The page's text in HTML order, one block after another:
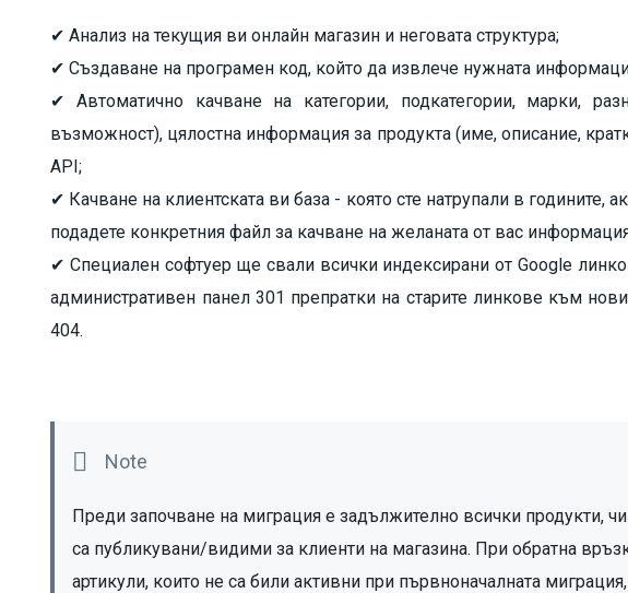
✔ Анализ на текущия ви онлайн магазин и неговата структура;
✔ Създаване на програмен код, който да извлече нужната
✔ Автоматично качване на категории, подкатегории, марки,
възможност), цялостна информация за продукта (име, описание,
API;
✔ Качване на клиентската ви база - която сте натрупали в годините,
подадете конкретния файл за качване на желаната от вас
✔ Специален софтуер ще свали всички индексирани от Google
административен панел 301 препратки на старите линкове към
404.
Преди започване на миграция е задължително всички продукти,
са публикувани/видими за клиенти на магазина. При обратна
артикули, които не са били активни при първноначалната